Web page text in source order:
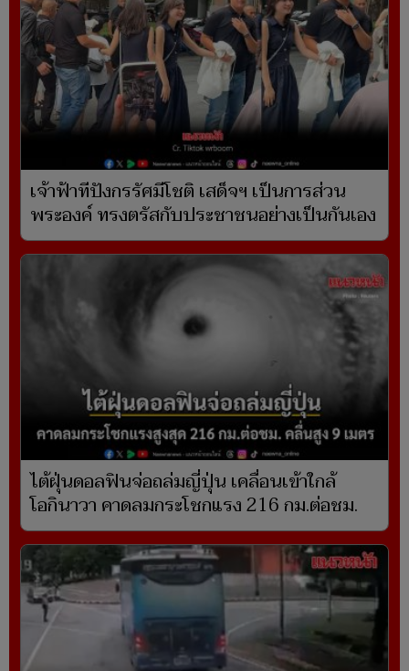
เจ้าฟ้าทีปังกรรัศมีโชติ เสด็จฯ เป็นการส่วน
พระองค์ ทรงตรัสกับประชาชนอย่างเป็นกันเอง
ไต้ฝุ่นดอลฟินจ่อถล่มญี่ปุ่น เคลื่อนเข้าใกล้
โอกินาวา คาดลมกระโชกแรง 216 กม.ต่อชม.